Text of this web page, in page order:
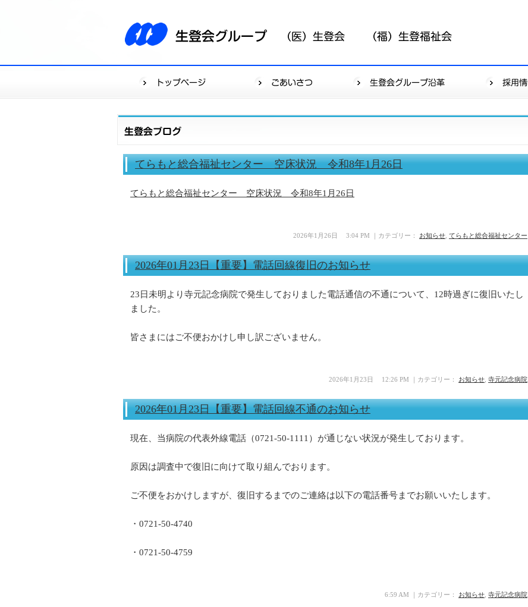
てらもと総合福祉センター 空床状況 令和8年1月26日
てらもと総合福祉センター 空床状況 令和8年1月26日
2026年1月26日 3:04 PM ｜カテゴリー： お知らせ てらもと総合福祉センター
2026年01月23日【重要】電話回線復旧のお知らせ
23日未明より寺元記念病院で発生しておりました電話通信の不通について、12時過ぎに復旧いたし
ました。
皆さまにはご不便おかけし申し訳ございません。
2026年1月23日 12:26 PM ｜カテゴリー： お知らせ 寺元記念病院
2026年01月23日【重要】電話回線不通のお知らせ
現在、当病院の代表外線電話（0721-50-1111）が通じない状況が発生しております。
原因は調査中で復旧に向けて取り組んでおります。
ご不便をおかけしますが、復旧するまでのご連絡は以下の電話番号までお願いいたします。
・0721-50-4740
・0721-50-4759
6:59 AM ｜カテゴリー： お知らせ 寺元記念病院